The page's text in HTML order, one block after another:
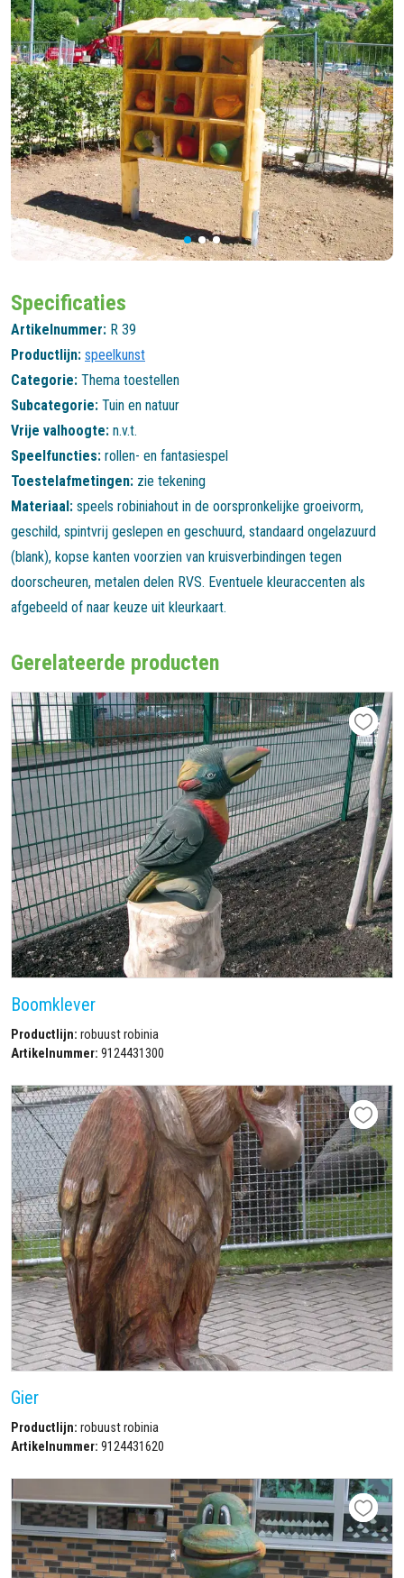
Specificaties
Artikelnummer: R 39
Productlijn: speelkunst
Categorie: Thema toestellen
Subcategorie: Tuin en natuur
Vrije valhoogte: n.v.t.
Speelfuncties: rollen- en fantasiespel
Toestelafmetingen: zie tekening
Materiaal: speels robiniahout in de oorspronkelijke groeivorm,
geschild, spintvrij geslepen en geschuurd, standaard ongelazuurd
(blank), kopse kanten voorzien van kruisverbindingen tegen
doorscheuren, metalen delen RVS. Eventuele kleuraccenten als
afgebeeld of naar keuze uit kleurkaart.
Gerelateerde producten
Boomklever
Productlijn: robuust robinia
Artikelnummer: 9124431300
Gier
Productlijn: robuust robinia
Artikelnummer: 9124431620